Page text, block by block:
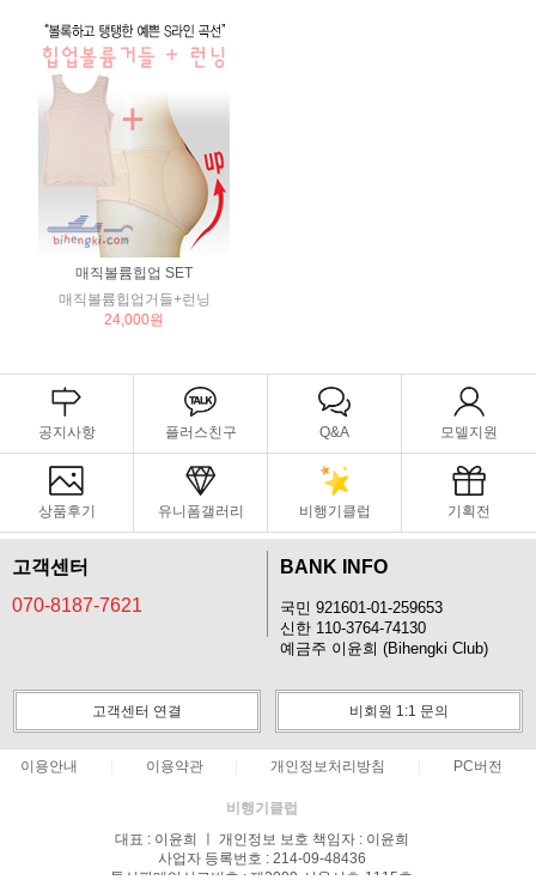
매직볼륨힙업 SET
매직볼륨힙업거들+런닝
24,000원
공지사항 플러스친구 Q&A 모델지원
상품후기 유니폼갤러리 비행기클럽 기획전
고객센터
070-8187-7621
BANK INFO
국민 921601-01-259653
신한 110-3764-74130
예금주 이윤희 (Bihengki Club)
고객센터 연결 비회원 1:1 문의
이용안내 이용약관 개인정보처리방침 PC버전
비행기클럽
대표 : 이윤희 ㅣ 개인정보 보호 책임자 : 이윤희
사업자 등록번호 : 214-09-48436